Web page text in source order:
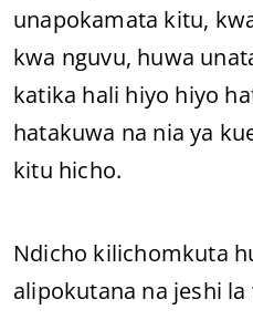
unapokamata kitu,
kwa nguvu, huwa
katika hali hiyo hiyo
hatakuwa na nia ya
kitu hicho.
Ndicho kilichomkuta
alipokutana na jeshi